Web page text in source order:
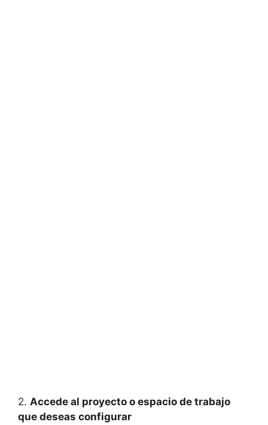
2. Accede al proyecto o espacio de trabajo
que deseas configurar